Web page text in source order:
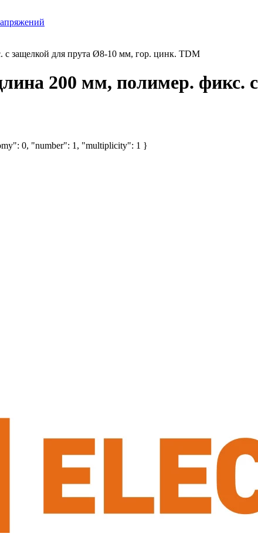
защелкой для прута Ø8-10 мм, гор. цинк. TDM
200 мм, полимер. фикс.
0, "number": 1, "multiplicity": 1 }